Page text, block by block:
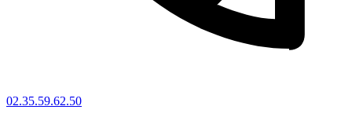
02.35.59.62.50